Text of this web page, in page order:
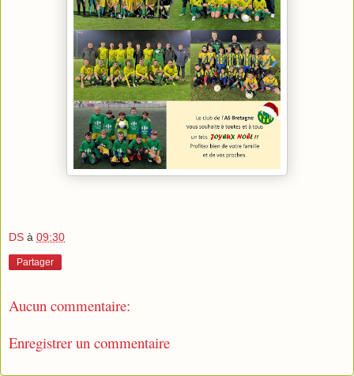
DS à 09:30
Partager
Aucun commentaire:
Enregistrer un commentaire